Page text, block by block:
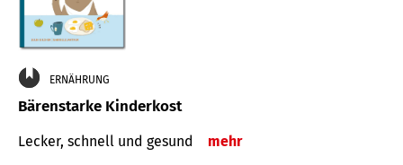
ERNÄHRUNG
Bärenstarke Kinderkost
Lecker, schnell und gesund mehr